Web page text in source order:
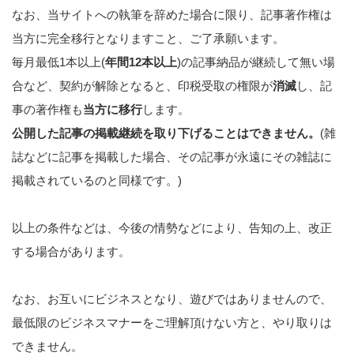
なお、当サイトへの執筆を辞めた場合に限り、記事著作権は
当方に完全移行となりますこと、ご了承願います。
毎月最低1本以上(年間12本以上)の記事納品が継続して無い場
合など、契約が解除となると、印税受取の権限が消滅し、記
事の著作権も当方に移行します。
公開した記事の掲載継続を取り下げることはできません。 (雑
誌などに記事を掲載した場合、その記事が永遠にその雑誌に
掲載されているのと同様です。)
以上の条件などは、今後の情勢などにより、告知の上、改正
する場合があります。
なお、お互いにビジネスとなり、遊びではありませんので、
最低限のビジネスマナーをご理解頂けない方と、やり取りは
できません。